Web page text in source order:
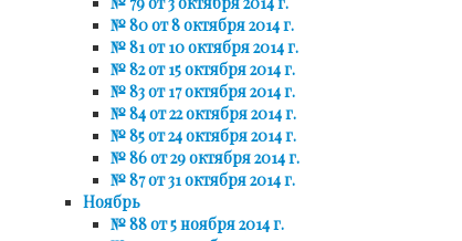
№ 80 от 8 октября 2014 г.
№ 81 от 10 октября 2014 г.
№ 82 от 15 октября 2014 г.
№ 83 от 17 октября 2014 г.
№ 84 от 22 октября 2014 г.
№ 85 от 24 октября 2014 г.
№ 86 от 29 октября 2014 г.
№ 87 от 31 октября 2014 г.
Ноябрь
№ 88 от 5 ноября 2014 г.